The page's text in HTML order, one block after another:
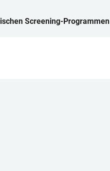
Screening-Programmen